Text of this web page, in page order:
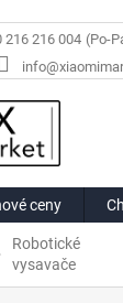
216 216 004
ceny
Robotické
vysavače